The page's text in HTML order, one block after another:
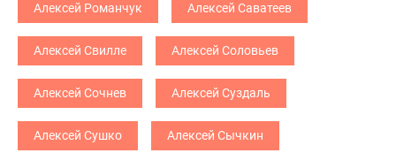
Алексей Романчук Алексей Саватеев
Алексей Свилле Алексей Соловьев
Алексей Сочнев Алексей Суздаль
Алексей Сушко Алексей Сычкин